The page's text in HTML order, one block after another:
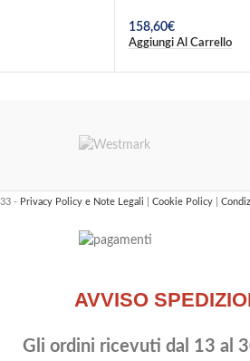
158,60€
Aggiungi Al Carrello
- Privacy Policy e Note Legali Cookie Policy
AVVISO
Gli ordini ricevuti dal 13 al